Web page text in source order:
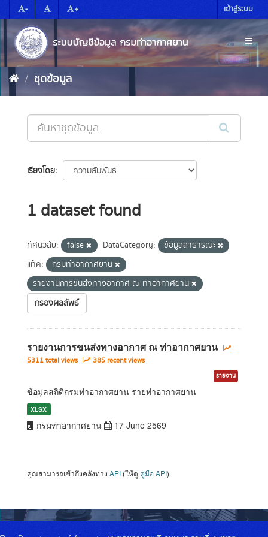
to
content
- + เข้าสู่ระบบ
ชุดข้อมูล
เรียงโดย
1 dataset found
ทัศนวิสัย: false DataCategory:
ข้อมูลสาธารณะ
แท็ค:
กรมท่าอากาศยาน
รายงานการขนส่งทางอากาศ ณ ท่าอากาศยาน
กรองผลลัพธ์
รายงานการขนส่งทางอากาศ ณ ท่าอากาศยาน
5311 total views 385 recent views
รายงาน
ข้อมูลสถิติกรมท่าอากาศยาน รายท่าอากาศยาน
XLSX
กรมท่าอากาศยาน 17 June 2569
คุณสามารถเข้าถึงคลังทาง API (ให้ดู คู่มือ API).